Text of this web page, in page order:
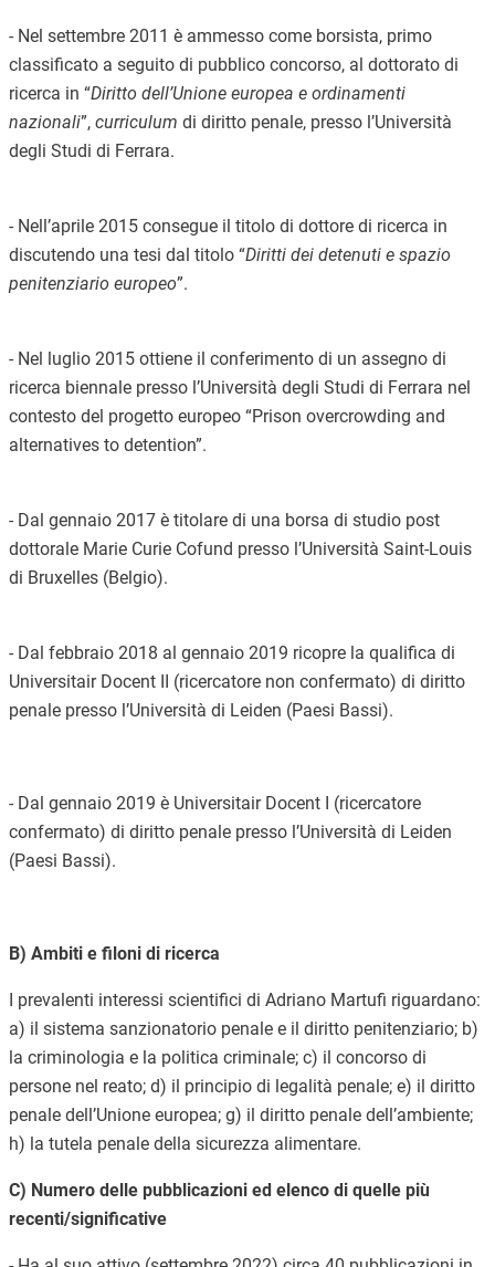
- Nel settembre 2011 è ammesso come borsista, primo
classificato a seguito di pubblico concorso, al dottorato di
ricerca in “Diritto dell’Unione europea e ordinamenti
nazionali”, curriculum di diritto penale,presso l’Università
degli Studi di Ferrara.
- Nell’aprile 201 5consegue il titolo di dottore di ricerca in
discutendo una tesi dal titolo “Diritti dei detenuti e spazio
penitenziario europeo”.
- Nel luglio 201 5 ottiene il conferimento di un assegno di
ricerca biennale presso l’Università degli Studi di Ferrara nel
contesto del progetto europeo “Prison overcrowding and
alternatives to detention”.
- Dal gennaio2017è titolare di una borsa di studio post
dottorale Marie Curie Cofund presso l’Università Saint-Louis
di Bruxelles (Belgio).
- Dal febbraio2018 al gennaio 2019 ricopre la qualifica di
Universitair Docent II (ricercatore non confermato) di diritto
penalepresso l’Università di Leiden (Paesi Bassi).
- Dal gennaio 2019 è Universitair Docent I (ricercatore
confermato) di diritto penalepresso l’Università di Leiden
(Paesi Bassi).
B) Ambiti e filoni di ricerca
I prevalenti interessi scientifici di Adriano Martufi riguardano:
a) il sistema sanzionatorio penale e il diritto penitenziario; b)
la criminologia e la politica criminale; c) il concorso di
persone nel reato; d) il principio di legalità penale; e) il diritto
penale dell’Unione europea; g) il diritto penale dell’ambiente;
h) la tutela penale della sicurezza alimentare.
C) Numero delle pubblicazioni ed elenco di quelle più
recenti/significative